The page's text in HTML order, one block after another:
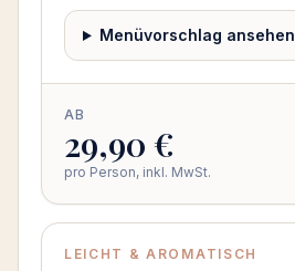
Menüvorschlag ansehen
AB
29,90 €
pro Person, inkl. MwSt.
LEICHT & AROMATISCH